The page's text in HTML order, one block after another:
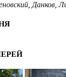
Данков ,